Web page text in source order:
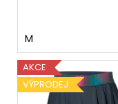
M
AKCE
VÝPRODEJ
SS
ČERNÁ
799
Kč
Původně: